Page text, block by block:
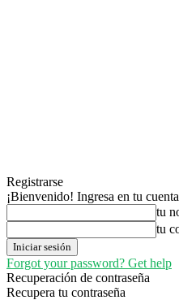
Registrarse
¡Bienvenido! Ingresa en tu cuenta
tu
tu
Forgot your password? Get help
Recuperación de contraseña
Recupera tu contraseña